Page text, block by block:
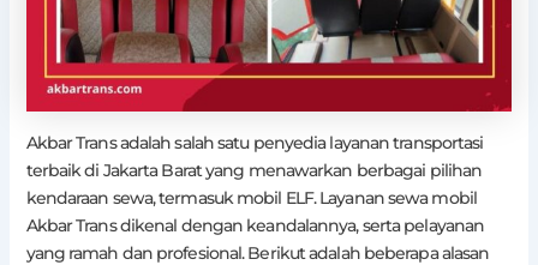
Akbar Trans adalah salah satu penyedia layanan transportasi
terbaik di Jakarta Barat yang menawarkan berbagai pilihan
kendaraan sewa, termasuk mobil ELF. Layanan sewa mobil
Akbar Trans dikenal dengan keandalannya, serta pelayanan
yang ramah dan profesional. Berikut adalah beberapa alasan